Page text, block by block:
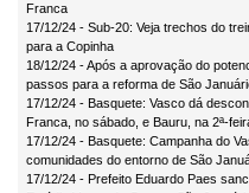
Franca
17/12/24 - Sub-20: Veja trechos do
para a Copinha
18/12/24 - Após a aprovação do
passos para a reforma de São
17/12/24 - Basquete: Vasco dá
Franca, no sábado, e Bauru, na 2ª-
17/12/24 - Basquete: Campanha do
comunidades do entorno de São
17/12/24 - Prefeito Eduardo Paes